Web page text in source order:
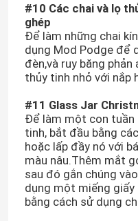
#10 Các chai và lọ
ghép
Để làm những chai
dụng Mod Podge để
đèn,và ruy băng
thủy tinh nhỏ với nắp
#11 Glass Jar
Để làm một con
tinh, bắt đầu bằng
hoặc lấp đầy nó với
màu nâu.Thêm mắt
sau đó gắn chúng
dụng một miếng
bằng cách sử dụng